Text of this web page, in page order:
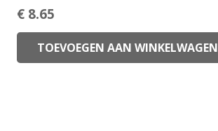
€ 8.65
TOEVOEGEN AAN WINKELWAGEN